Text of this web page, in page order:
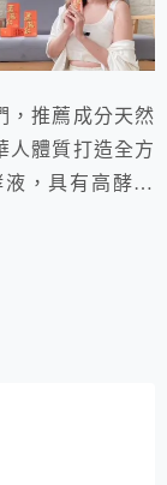
，推薦成分天然
人體質打造全方
，具有高酵代